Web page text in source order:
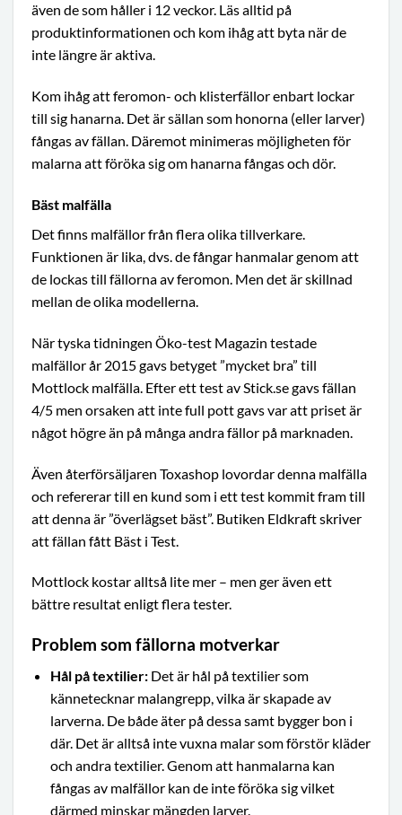
även de som håller i 12 veckor. Läs alltid på
produktinformationen och kom ihåg att byta när de
inte längre är aktiva.
Kom ihåg att feromon- och klisterfällor enbart lockar
till sig hanarna. Det är sällan som honorna (eller larver)
fångas av fällan. Däremot minimeras möjligheten för
malarna att föröka sig om hanarna fångas och dör.
Bäst malfälla
Det finns malfällor från flera olika tillverkare.
Funktionen är lika, dvs. de fångar hanmalar genom att
de lockas till fällorna av feromon. Men det är skillnad
mellan de olika modellerna.
När tyska tidningen Öko-test Magazin testade
malfällorår 2015 gavs betyget ”mycket bra” till
Mottlock malfälla. Efter ett test av Stick.se gavs fällan
4/5 men orsaken att inte full pott gavs var att priset är
något högre än på många andra fällor på marknaden.
Även återförsäljaren Toxashop lovordar denna malfälla
och refererar till en kund som i ett test kommit fram till
att denna är ”överlägset bäst”. Butiken Eldkraft skriver
att fällan fått Bäst i Test.
Mottlock kostar alltså lite mer – men ger även ett
bättre resultat enligt flera tester.
Problem som fällorna motverkar
Hål på textilier: Det är hål på textilier som
kännetecknar malangrepp, vilka är skapade av
larverna. De både äter på dessa samt bygger bon i
där. Det är alltså inte vuxna malar som förstör kläder
och andra textilier. Genom att hanmalarna kan
fångas av malfällor kan de inte föröka sig vilket
därmed minskar mängden larver.